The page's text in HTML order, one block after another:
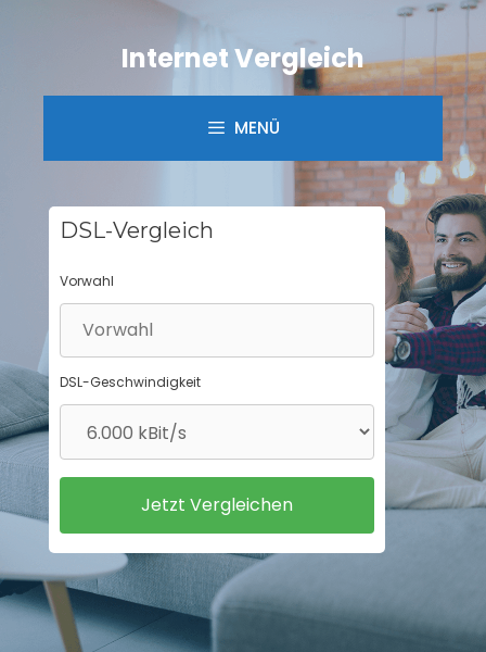
Internet Vergleich
MENÜ
DSL-Vergleich
Vorwahl
DSL-Geschwindigkeit